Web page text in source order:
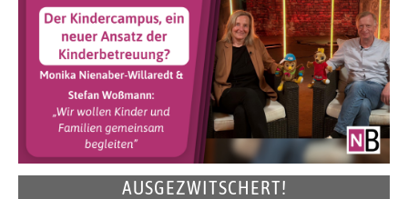
AUSGEZWITSCHERT!